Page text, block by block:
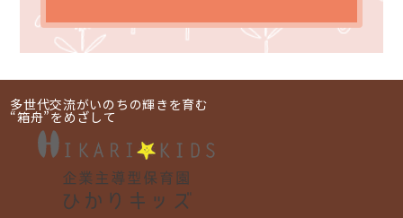
多世代交流がいのちの輝きを育む
“箱舟”をめざして